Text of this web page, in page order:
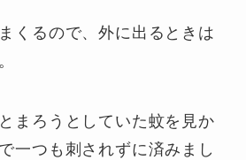
くるので、外に出るときは
まろうとしていた蚊を見か
一つも刺されずに済みまし